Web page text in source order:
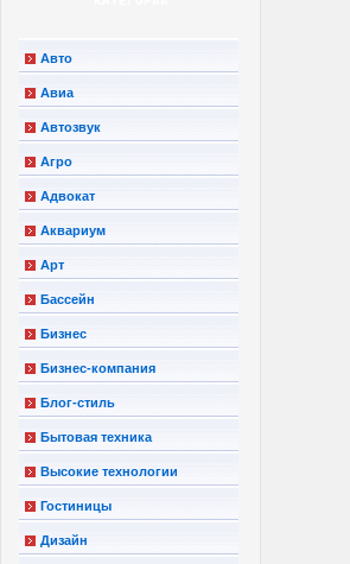
Авто
Авиа
Автозвук
Агро
Адвокат
Аквариум
Арт
Бассейн
Бизнес
Бизнес-компания
Блог-стиль
Бытовая техника
Высокие технологии
Гостиницы
Дизайн